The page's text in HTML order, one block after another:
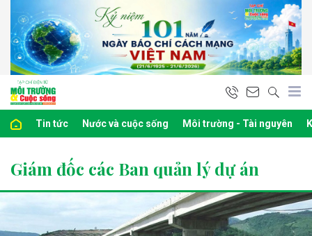
Tin tức Nước và cuộc sống Môi trường - Tài nguyên
Giám đốc các Ban quản lý dự án